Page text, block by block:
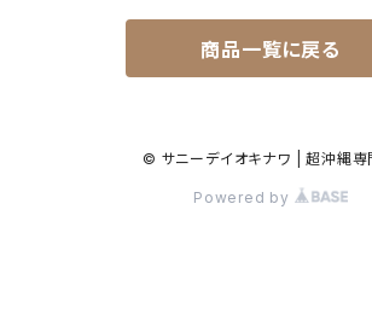
ミックスセット
春ウコン + 紫ウコン
商品一覧に戻る
© サニーデイオキナワ | 超沖縄専
Powered by